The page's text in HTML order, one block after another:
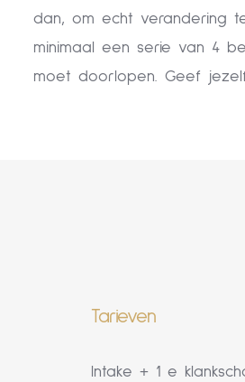
dan, om echt verandering
minimaal een serie van 4
moet doorlopen. Geef
Tarieven
Intake + 1 e